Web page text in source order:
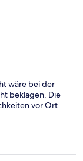
wäre bei der
beklagen. Die
vor Ort